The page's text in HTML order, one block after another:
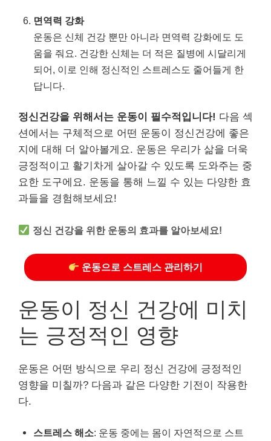
면역력 강화
운동은 신체 건강 뿐만 아니라 면역력 강화에도 도
움을 줘요. 건강한 신체는 더 적은 질병에 시달리게
되어, 이로 인해 정신적인 스트레스도 줄어들게 한
답니다.
정신건강을 위해서는 운동이 필수적입니다! 다음 섹
션에서는 구체적으로 어떤 운동이 정신건강에 좋은
지에 대해 더 알아볼게요. 운동은 우리가 삶을 더욱
긍정적이고 활기차게 살아갈 수 있도록 도와주는 중
요한 도구에요. 운동을 통해 느낄 수 있는 다양한 효
과들을 경험해보세요!
정신 건강을 위한 운동의 효과를 알아보세요!
운동으로 스트레스 관리하기
운동이 정신 건강에 미치
는 긍정적인 영향
운동은 어떤 방식으로 우리 정신 건강에 긍정적인
영향을 미칠까? 다음과 같은 다양한 기전이 작용한
다.
스트레스 해소: 운동 중에는 몸이 자연적으로 스트